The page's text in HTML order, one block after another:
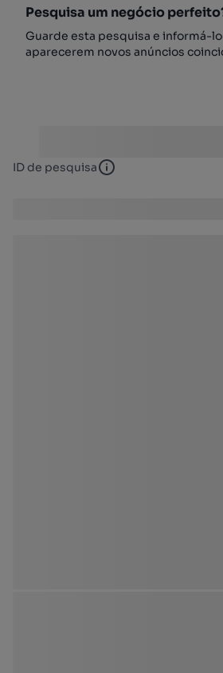
Pesquisa um negócio
Guarde esta pesquisa e informá-
aparecerem novos anúncios
ID de pesquisa ID de pesquisa